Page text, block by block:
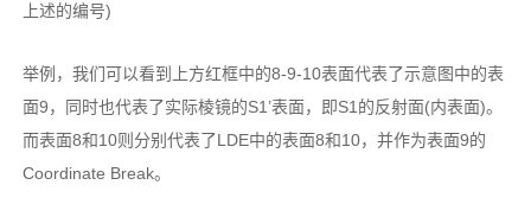
上述的编号)
举例，我们可以看到上方红框中的8-9-10表面代表了示意图中的表
面9，同时也代表了实际棱镜的S1’表面，即S1的反射面(内表面)。
而表面8和10则分别代表了LDE中的表面8和10，并作为表面9的
Coordinate Break。